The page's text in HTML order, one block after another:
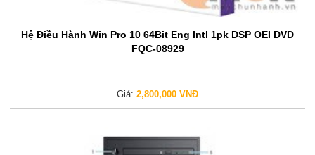
Hệ Điều Hành Win Pro 10 64Bit Eng Intl 1pk DSP OEI DVD
FQC-08929
Giá: 2,800,000 VNĐ